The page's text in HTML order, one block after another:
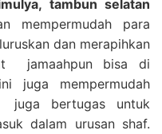
tambun selatan
para
dan merapihkan
jamaahpun bisa di
juga mempermudah
juga bertugas untuk
dalam urusan shaf.